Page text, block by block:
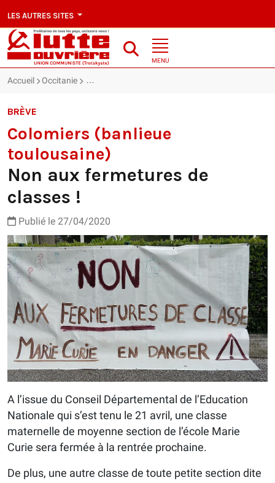
LES AUTRES SITES
MENU
Accueil Occitanie Colomiers (banlieue toulousaine) : Non aux
BRÈVE
Colomiers (banlieue
toulousaine)
Non aux fermetures de
classes !
Publié le 27/04/2020
A l’issue du Conseil Départemental de l’Education
Nationale qui s’est tenu le 21 avril, une classe
maternelle de moyenne section de l’école Marie
Curie sera fermée à la rentrée prochaine.
De plus, une autre classe de toute petite section dite